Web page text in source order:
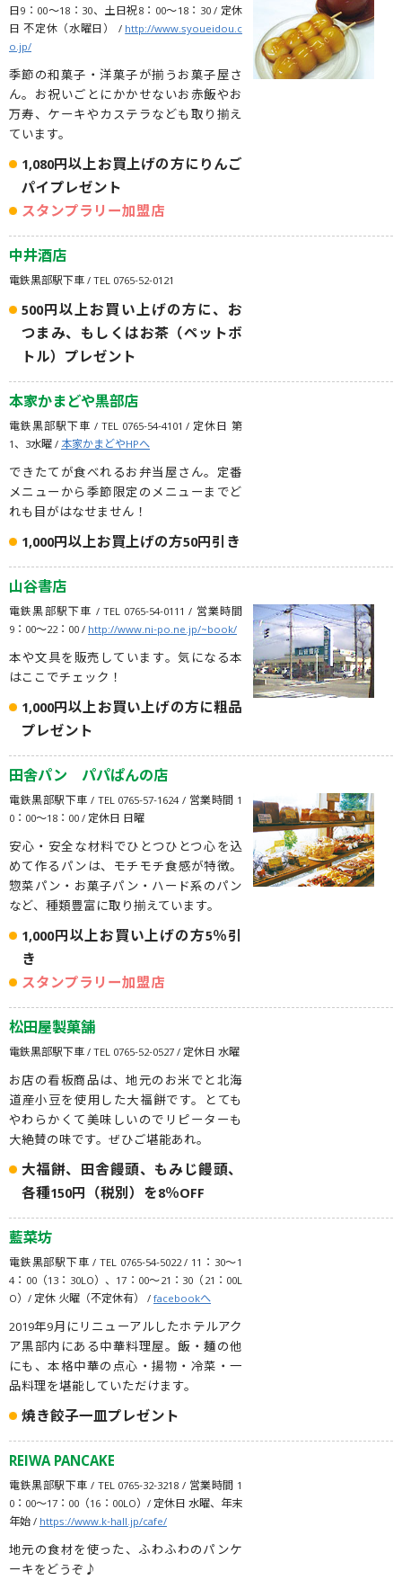
日9：00〜18：30、土日祝8：00～18：30 / 定休
日 不定休（水曜日） /http://www.syoueidou.c
o.jp/
季節の和菓子・洋菓子が揃うお菓子屋さ
ん。お祝いごとにかかせないお赤飯やお
万寿、ケーキやカステラなども取り揃え
ています。
1,080円以上お買上げの方にりんご
パイプレゼント
スタンプラリー加盟店
中井酒店
電鉄黒部駅下車 / TEL 0765-52-0121
500円以上お買い上げの方に、お
つまみ、もしくはお茶（ペットボ
トル）プレゼント
本家かまどや黒部店
電鉄黒部駅下車 / TEL 0765-54-4101 / 定休日 第
1、3水曜 /本家かまどやHPへ
できたてが食べれるお弁当屋さん。定番
メニューから季節限定のメニューまでど
れも目がはなせません！
1,000円以上お買上げの方50円引き
山谷書店
電鉄黒部駅下車 / TEL 0765-54-0111 / 営業時間
9：00～22：00 /http://www.ni-po.ne.jp/~book/
本や文具を販売しています。気になる本
はここでチェック！
1,000円以上お買い上げの方に粗品
プレゼント
田舎パン パパぱんの店
電鉄黒部駅下車 / TEL 0765-57-1624 / 営業時間 1
0：00〜18：00 / 定休日 日曜
安心・安全な材料でひとつひとつ心を込
めて作るパンは、モチモチ食感が特徴。
惣菜パン・お菓子パン・ハード系のパン
など、種類豊富に取り揃えています。
1,000円以上お買い上げの方5％引
き
スタンプラリー加盟店
松田屋製菓舗
電鉄黒部駅下車 / TEL 0765-52-0527 / 定休日 水曜
お店の看板商品は、地元のお米でと北海
道産小豆を使用した大福餅です。とても
やわらかくて美味しいのでリピーターも
大絶賛の味です。ぜひご堪能あれ。
大福餅、田舎饅頭、もみじ饅頭、
各種150円（税別）を8％OFF
藍菜坊
電鉄黒部駅下車 / TEL 0765-54-5022 / 11：30〜1
4：00（13：30LO）、17：00〜21：30（21：00L
O）/ 定休 火曜（不定休有） /facebookへ
2019年9月にリニューアルしたホテルアク
ア黒部内にある中華料理屋。飯・麺の他
にも、本格中華の点心・揚物・冷菜・一
品料理を堪能していただけます。
焼き餃子一皿プレゼント
REIWA PANCAKE
電鉄黒部駅下車 / TEL 0765-32-3218 / 営業時間 1
0：00〜17：00（16：00LO）/ 定休日 水曜、年末
年始 /https://www.k-hall.jp/cafe/
地元の食材を使った、ふわふわのパンケ
ーキをどうぞ♪